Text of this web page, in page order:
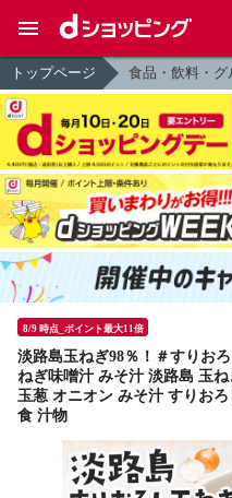
トップページ 食品・飲料・グ
8/9 時点_ポイント最大11倍
淡路島玉ねぎ98％！＃すりお
ねぎ味噌汁 みそ汁 淡路島 玉
玉葱 オニオン みそ汁 すりお
食 汁物